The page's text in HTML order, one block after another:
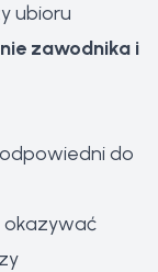
ubioru
zawodnika i
do